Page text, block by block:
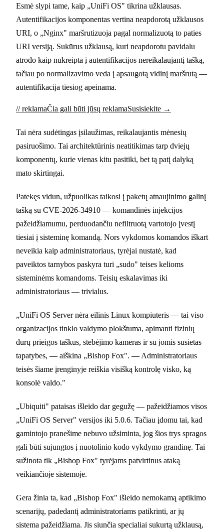
Esmė slypi tame, kaip „UniFi OS" tikrina užklausas.
Autentifikacijos komponentas vertina neapdorotą užklausos
URI, o „Nginx" maršrutizuoja pagal normalizuotą to paties
URI versiją. Sukūrus užklausą, kuri neapdorotu pavidalu
atrodo kaip nukreipta į autentifikacijos nereikalaujantį tašką,
tačiau po normalizavimo veda į apsaugotą vidinį maršrutą —
autentifikacija tiesiog apeinama.
// reklamaČia gali būti jūsų reklamaSusisiekite →
Tai nėra sudėtingas įsilaužimas, reikalaujantis mėnesių
pasiruošimo. Tai architektūrinis neatitikimas tarp dviejų
komponentų, kurie vienas kitu pasitiki, bet tą patį dalyką
mato skirtingai.
Patekęs vidun, užpuolikas taikosi į paketų atnaujinimo galinį
tašką su CVE-2026-34910 — komandinės injekcijos
pažeidžiamumu, perduodančiu nefiltruotą vartotojo įvestį
tiesiai į sisteminę komandą. Nors vykdomos komandos iškart
neveikia kaip administratoriaus, tyrėjai nustatė, kad
paveiktos tarnybos paskyra turi „sudo" teises kelioms
sisteminėms komandoms. Teisių eskalavimas iki
administratoriaus — trivialus.
„UniFi OS Server nėra eilinis Linux kompiuteris — tai viso
organizacijos tinklo valdymo plokštuma, apimanti fizinių
durų prieigos taškus, stebėjimo kameras ir su jomis susietas
tapatybes, — aiškina „Bishop Fox". — Administratoriaus
teisės šiame įrenginyje reiškia visišką kontrolę visko, ką
konsolė valdo."
„Ubiquiti" pataisas išleido dar gegužę — pažeidžiamos visos
„UniFi OS Server" versijos iki 5.0.6. Tačiau įdomu tai, kad
gamintojo pranešime nebuvo užsiminta, jog šios trys spragos
gali būti sujungtos į nuotolinio kodo vykdymo grandinę. Tai
sužinota tik „Bishop Fox" tyrėjams patvirtinus ataką
veikiančioje sistemoje.
Gera žinia ta, kad „Bishop Fox" išleido nemokamą aptikimo
scenarijų, padedantį administratoriams patikrinti, ar jų
sistema pažeidžiama. Jis siunčia specialiai sukurtą užklausą,